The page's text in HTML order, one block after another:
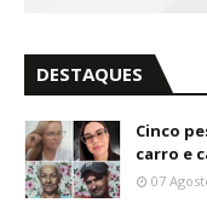
DESTAQUES
Cinco
carro e
07